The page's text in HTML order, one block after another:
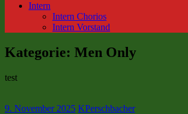
Intern
Intern Chorios
Intern Vorstand
Kategorie: Men Only
test
9. November 2025 KPerschbacher